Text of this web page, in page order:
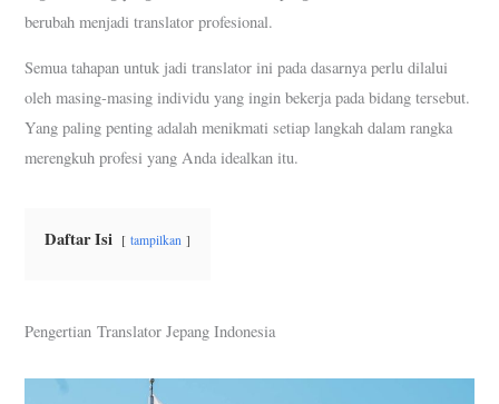
berubah menjadi translator profesional.
Semua tahapan untuk jadi translator ini pada dasarnya perlu dilalui
oleh masing-masing individu yang ingin bekerja pada bidang tersebut.
Yang paling penting adalah menikmati setiap langkah dalam rangka
merengkuh profesi yang Anda idealkan itu.
Daftar Isi tampilkan
Pengertian Translator Jepang Indonesia